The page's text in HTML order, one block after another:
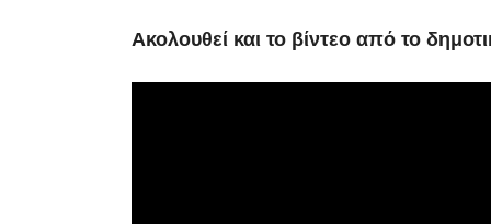
Ακολουθεί και το βίντεο από το